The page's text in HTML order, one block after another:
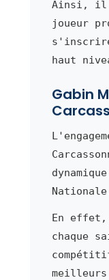
Ainsi, il
joueur
haut
Gabin
En
chaque